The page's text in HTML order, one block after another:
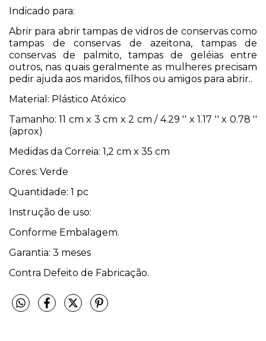
Indicado para:
Abrir para abrir tampas de vidros de conservas como
tampas de conservas de azeitona, tampas de
conservas de palmito, tampas de geléias entre
outros, nas quais geralmente as mulheres precisam
pedir ajuda aos maridos, filhos ou amigos para abrir..
Material: Plástico Atóxico
Tamanho: 11 cm x 3 cm x 2 cm / 4.29 '' x 1.17 '' x 0.78 ''
(aprox)
Medidas da Correia: 1,2 cm x 35 cm
Cores: Verde
Quantidade: 1 pc
Instrução de uso:
Conforme Embalagem.
Garantia: 3 meses
Contra Defeito de Fabricação.